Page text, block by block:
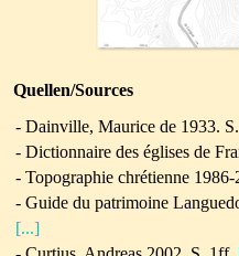
Quellen/Sources
- Dainville, Maurice de 1933.
- Dictionnaire des églises de
- Topographie chrétienne
- Guide du patrimoine
[...]